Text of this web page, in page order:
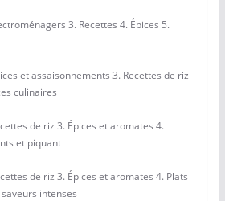
3. Recettes 4. Épices 5.
et assaisonnements 3. Recettes de riz
culinaires
de riz 3. Épices et aromates 4.
et piquant
de riz 3. Épices et aromates 4. Plats
intenses